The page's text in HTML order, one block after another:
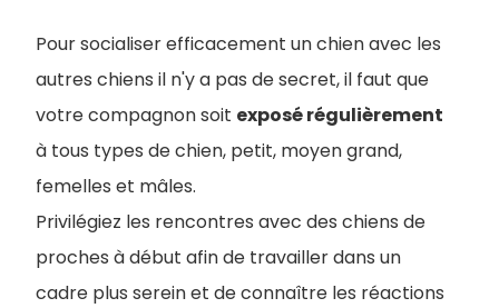
Pour socialiser efficacement un chien avec les
autres chiens il n'y a pas de secret, il faut que
votre compagnon soit exposé régulièrement
à tous types de chien, petit, moyen grand,
femelles et mâles.
Privilégiez les rencontres avec des chiens de
proches à début afin de travailler dans un
cadre plus serein et de connaître les réactions